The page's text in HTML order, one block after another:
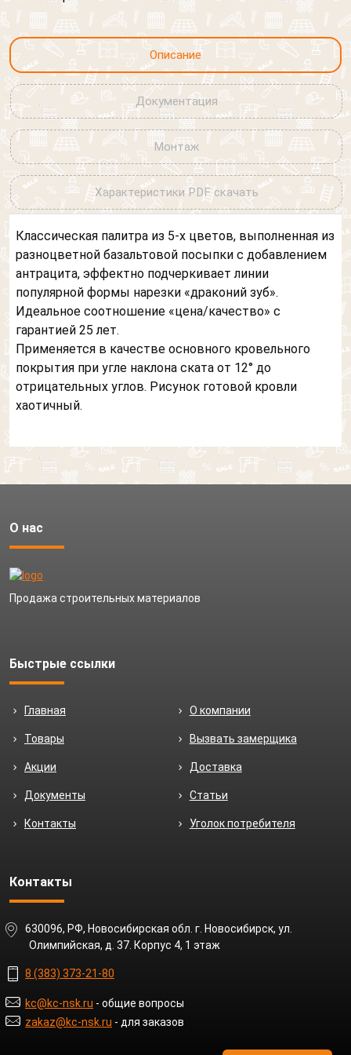
Описание
Документация
Монтаж
Характеристики PDF скачать
Классическая палитра из 5-х цветов, выполненная из
разноцветной базальтовой посыпки с добавлением
антрацита, эффектно подчеркивает линии
популярной формы нарезки «драконий зуб».
Идеальное соотношение «цена/качество» с
гарантией 25 лет.
Применяется в качестве основного кровельного
покрытия при угле наклона ската от 12° до
отрицательных углов. Рисунок готовой кровли
хаотичный.
О нас
Продажа строительных материалов
Быстрые ссылки
Главная О компании
Товары Вызвать замерщика
Акции Доставка
Документы Статьи
Контакты Уголок потребителя
Контакты
630096, РФ, Новосибирская обл. г. Новосибирск, ул.
Олимпийская, д. 37. Корпус 4, 1 этаж
8 (383) 373-21-80
kc@kc-nsk.ru - общие вопросы
zakaz@kc-nsk.ru - для заказов